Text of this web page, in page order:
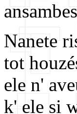
Nanete
tot
ele n'
k' ele si